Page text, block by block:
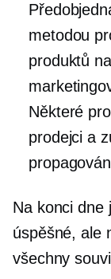
metodou
produktů
Některé
prodejci a
Na konci dne
úspěšné, ale
všechny